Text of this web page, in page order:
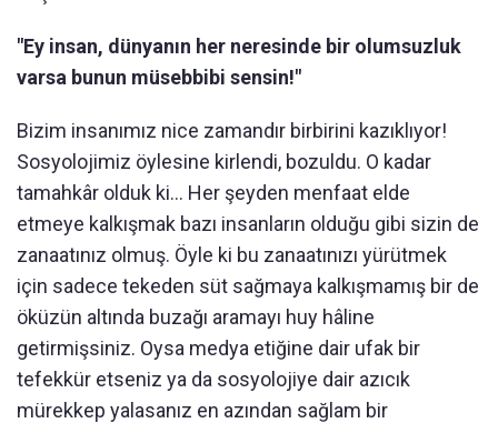
"Ey insan, dünyanın her neresinde bir olumsuzluk
varsa bunun müsebbibi sensin!"
Bizim insanımız nice zamandır birbirini kazıklıyor!
Sosyolojimiz öylesine kirlendi, bozuldu. O kadar
tamahkâr olduk ki… Her şeyden menfaat elde
etmeye kalkışmak bazı insanların olduğu gibi sizin de
zanaatınız olmuş. Öyle ki bu zanaatınızı yürütmek
için sadece tekeden süt sağmaya kalkışmamış bir de
öküzün altında buzağı aramayı huy hâline
getirmişsiniz. Oysa medya etiğine dair ufak bir
tefekkür etseniz ya da sosyolojiye dair azıcık
mürekkep yalasanız en azından sağlam bir